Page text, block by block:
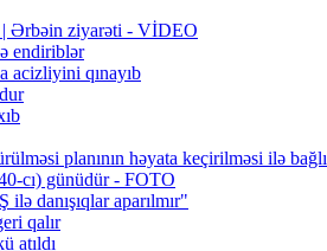
| Ərbəin ziyarəti - VİDEO
endiriblər
acizliyini qınayıb
planının həyata keçirilməsi ilə
cı) günüdür - FOTO
danışıqlar aparılmır"
qalır
atıldı